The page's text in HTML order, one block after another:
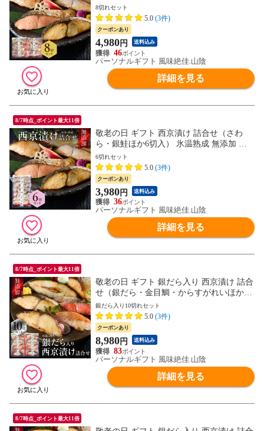
け魚 個包装 ギフト 送料無料（北海道・沖
縄を除く）
8切れセット
5.0 (3件)
クーポンあり
4,980円 送料込み
46
パーソナルギフト 風味絶佳.山陰
詳細を見る
8/7時点_ポイント最大11倍
敬老の日 ギフト 西京漬け 詰合せ（さわ
ら・銀鮭ほか6切入） 氷温熟成 無添加 漬
け魚 個包装 ギフト 送料無料（北海道・沖
縄を除く）
6切れセット
5.0 (3件)
クーポンあり
3,980円 送料込み
36
パーソナルギフト 風味絶佳.山陰
詳細を見る
8/7時点_ポイント最大11倍
敬老の日 ギフト 銀だら入り 西京漬け 詰合
せ（銀だら・金目鯛・からすがれいほか10
切入） 氷温熟成 無添加 漬け魚 個包包装
海鮮 魚 ギフト 送料無料（北海道・沖縄を
除く）
銀だら入り10切れセット
5.0 (3件)
クーポンあり
8,980円 送料込み
83
パーソナルギフト 風味絶佳.山陰
詳細を見る
8/7時点_ポイント最大11倍